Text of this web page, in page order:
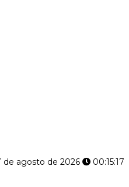
de agosto de 2026 00:15:18